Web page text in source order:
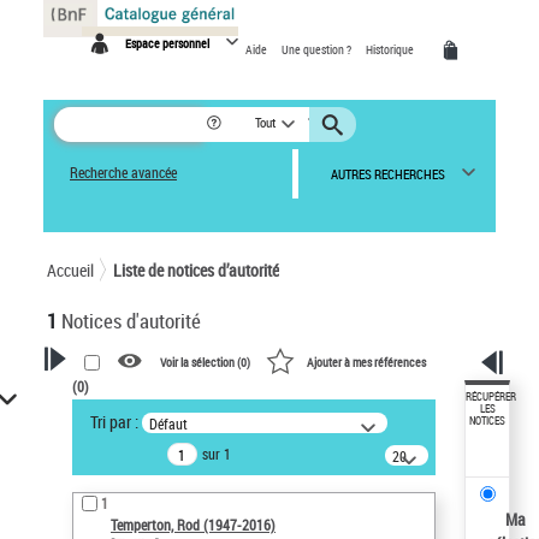
Espace personnel Aide Une question ? Historique
Tout
Recherche avancée AUTRES RECHERCHES
Accueil Liste de notices d’autorité
1 Notices d'autorité
VOTRE RECHERCHE
Recherche avancée dans les
notices d’autorité
Œuvres liées à l'auteur :
Temperton, Rod (1947-2016)
Voir la sélection (0) Ajouter à mes références
(0)
Tri par : Défaut
sur 1
20
résultats/page
1
Temperton, Rod (1947-2016)
RÉCUPÉRER
LES
NOTICES
Ma
Panneau de gestion des cookies